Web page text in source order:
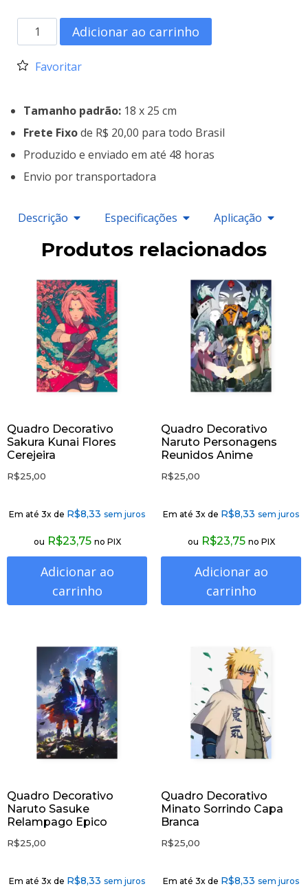
Adicionar ao carrinho
Favoritar
Tamanho padrão: 18 x 25 cm
Frete Fixode R$ 20,00 para todo Brasil
Produzido e enviado em até 48 horas
Envio por transportadora
Descrição Especificações Aplicação
Produtos relacionados
Quadro Decorativo
Sakura Kunai Flores
Cerejeira
R$25,00
Em até 3x de R$8,33 sem juros
ou R$23,75 no PIX
Adicionar ao
carrinho
Quadro Decorativo
Naruto Personagens
Reunidos Anime
R$25,00
Em até 3x de R$8,33 sem juros
ou R$23,75 no PIX
Adicionar ao
carrinho
Quadro Decorativo
Naruto Sasuke
Relampago Epico
R$25,00
Em até 3x de R$8,33 sem juros
Quadro Decorativo
Minato Sorrindo Capa
Branca
R$25,00
Em até 3x de R$8,33 sem juros